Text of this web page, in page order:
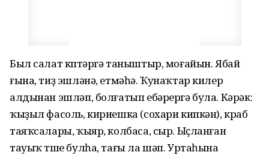
Был салат күптәргә таныштыр, моғайын. Ябай
ғына, тиҙ эшләнә, етмәһә. Ҡунаҡтар килер
алдынан эшләп, болғатып ебәрергә була. Кәрәк:
ҡыҙыл фасоль, кириешка (сохари кипкән), краб
таяҡсалары, ҡыяр, колбаса, сыр. Ыҫланған
тауыҡ түше булһа, тағы ла шәп. Уртаһына